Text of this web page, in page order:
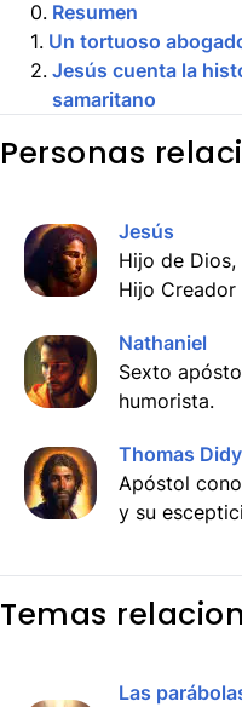
0. Resumen
1. Un tortuoso
2. Jesús cuenta la
samaritano
Personas
Jesús
Hijo de
Hijo
Nathaniel
Sexto
humorista.
Thomas
Apóstol
y su
Temas
Las